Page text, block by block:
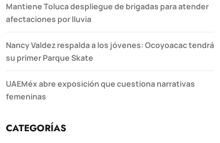
Mantiene Toluca despliegue de brigadas para atender
afectaciones por lluvia
Nancy Valdez respalda a los jóvenes: Ocoyoacac tendrá
su primer Parque Skate
UAEMéx abre exposición que cuestiona narrativas
femeninas
CATEGORÍAS